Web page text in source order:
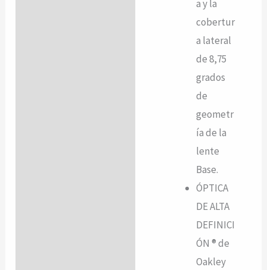
a y la
cobertur
a lateral
de 8,75
grados
de
geometr
ía de la
lente
Base.
ÓPTICA
DE ALTA
DEFINICI
ÓN ® de
Oakley